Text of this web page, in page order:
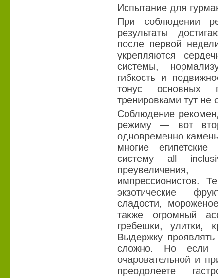
Испытание для
При соблюдении
результаты
после первой
укрепляются
системы,
гибкость и
тонус
тренировками тут не
Соблюдение
режиму — вот
одновременно
многие
систему аll
импрессионистов.
экзотические
сладости,
также огромный
гребешки, улитки,
Выдержку
сложно. Но если
очаровательной и
преодолеете